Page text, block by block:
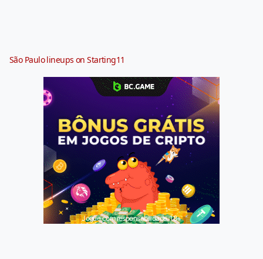
São Paulo lineups on Starting11
Jogue com responsabilidade. 18+